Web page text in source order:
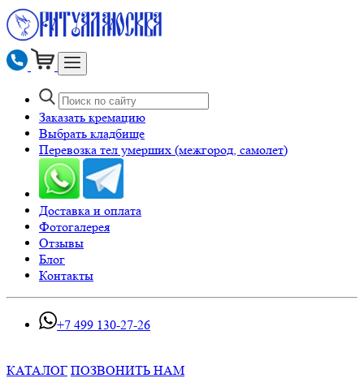
Заказать кремацию
Выбрать кладбище
Перевозка тел умерших (межгород, самолет)
Доставка и оплата
Фотогалерея
Отзывы
Блог
Контакты
+7 499 130-27-26
КАТАЛОГ ПОЗВОНИТЬ НАМ